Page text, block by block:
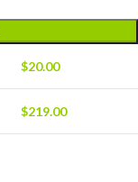
$20.00
$219.00